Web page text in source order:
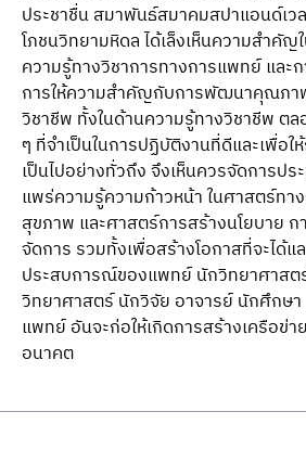
ประชาชื่น สมาพันธ์สมาคมสปาแอนด์เว
โภชนวิทยามหิดล ได้เล็งเห็นความสําคั
ความรู้ทางวิชาการทางการแพทย์ และ
การให้ความสําคัญกับการพัฒนาคุณภา
วิชาชีพ ทั้งในด้านความรู้ทางวิชาชีพ ต
ๆ ที่จําเป็นในการปฏิบัติงานที่ดีและเพื่อ
เป็นไปอย่างทั่วถึง จึงเห็นควรจัดการปร
แพร่ความรู้ความก้าวหน้า ในศาสตร์ทา
สุขภาพ และศาสตร์การสร้างนโยบาย ก
จัดการ รวมทั้งเพื่อสร้างโอกาสที่จะได้แ
ประสบการณ์ของแพทย์ นักวิทยาศาส
วิทยาศาสตร์ นักวิจัย อาจารย์ นักศึกษา
แพทย์ อันจะก่อให้เกิดการสร้างเครือข่
อนาคต